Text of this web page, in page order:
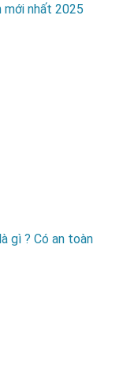
mới nhất 2025
gì ? Có an toàn